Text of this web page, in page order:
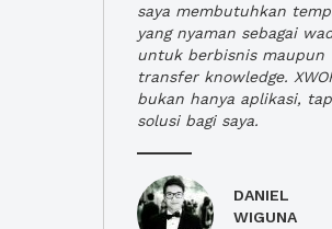
saya membutuhkan
yang nyaman sebagai
untuk berbisnis maupun
transfer knowledge.
bukan hanya aplikasi,
solusi bagi saya.
DANIEL
WIGUNA